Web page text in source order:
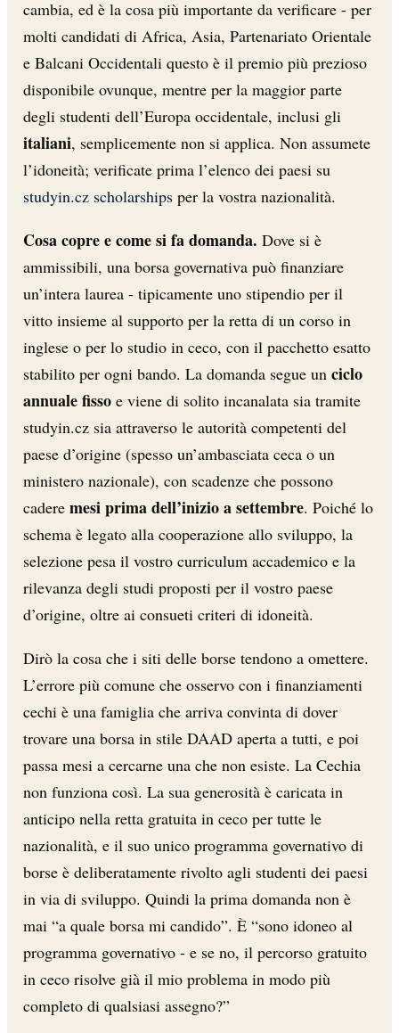
cambia, ed è la cosa più importante da verificare - per
molti candidati di Africa, Asia, Partenariato Orientale
e Balcani Occidentali questo è il premio più prezioso
disponibile ovunque, mentre per la maggior parte
degli studenti dell’Europa occidentale, inclusi gli
italiani, semplicemente non si applica. Non assumete
l’idoneità; verificate prima l’elenco dei paesi su
studyin.cz scholarships per la vostra nazionalità.
Cosa copre e come si fa domanda. Dove si è
ammissibili, una borsa governativa può finanziare
un’intera laurea - tipicamente uno stipendio per il
vitto insieme al supporto per la retta di un corso in
inglese o per lo studio in ceco, con il pacchetto esatto
stabilito per ogni bando. La domanda segue un ciclo
annuale fisso e viene di solito incanalata sia tramite
studyin.cz sia attraverso le autorità competenti del
paese d’origine (spesso un’ambasciata ceca o un
ministero nazionale), con scadenze che possono
cadere mesi prima dell’inizio a settembre. Poiché lo
schema è legato alla cooperazione allo sviluppo, la
selezione pesa il vostro curriculum accademico e la
rilevanza degli studi proposti per il vostro paese
d’origine, oltre ai consueti criteri di idoneità.
Dirò la cosa che i siti delle borse tendono a omettere.
L’errore più comune che osservo con i finanziamenti
cechi è una famiglia che arriva convinta di dover
trovare una borsa in stile DAAD aperta a tutti, e poi
passa mesi a cercarne una che non esiste. La Cechia
non funziona così. La sua generosità è caricata in
anticipo nella retta gratuita in ceco per tutte le
nazionalità, e il suo unico programma governativo di
borse è deliberatamente rivolto agli studenti dei paesi
in via di sviluppo. Quindi la prima domanda non è
mai “a quale borsa mi candido”. È “sono idoneo al
programma governativo - e se no, il percorso gratuito
in ceco risolve già il mio problema in modo più
completo di qualsiasi assegno?”